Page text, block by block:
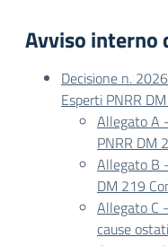
Avviso interno
Decisione n.
Esperti PNRR
Allegato A
PNRR DM
Allegato B
DM 219
Allegato C
cause